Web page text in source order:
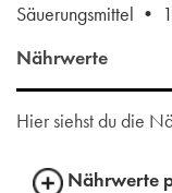
Säuerungsmittel •
Nährwerte
Hier siehst du die
Nährwerte